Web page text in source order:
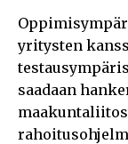
yritysten
saadaan